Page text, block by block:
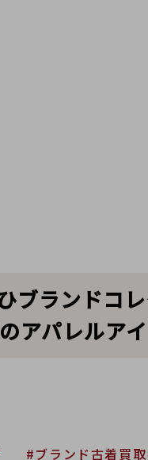
ブランドコ
パレルアイ
#ブランド古着買